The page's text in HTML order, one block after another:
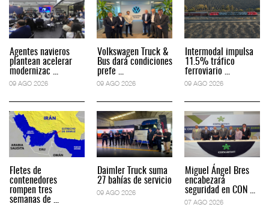
Agentes navieros
plantean acelerar
modernizac ...
09 AGO 2026
Fletes de
contenedores
rompen tres
semanas de ...
Volkswagen Truck &
Bus dará condiciones
prefe ...
09 AGO 2026
Daimler Truck suma
27 bahías de servicio
09 AGO 2026
Intermodal impulsa
11.5% tráfico
ferroviario ...
09 AGO 2026
Miguel Ángel Bres
encabezará
seguridad en CON ...
07 AGO 2026